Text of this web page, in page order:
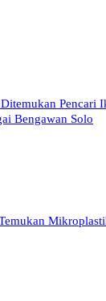
Pencari
Bengawan Solo